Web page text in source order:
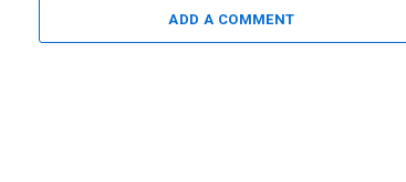
ADD A COMMENT